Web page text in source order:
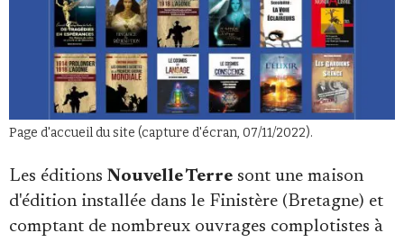
Demander à Vera
Page d'accueil du site (capture d'écran, 07/11/2022).
Les éditions Nouvelle Terre sont une maison
d'édition installée dans le Finistère (Bretagne) et
comptant de nombreux ouvrages complotistes à